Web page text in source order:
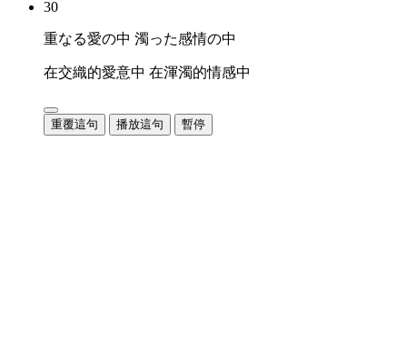
30
重なる愛の中 濁った感情の中
在交織的愛意中 在渾濁的情感中
重覆這句 播放這句 暫停